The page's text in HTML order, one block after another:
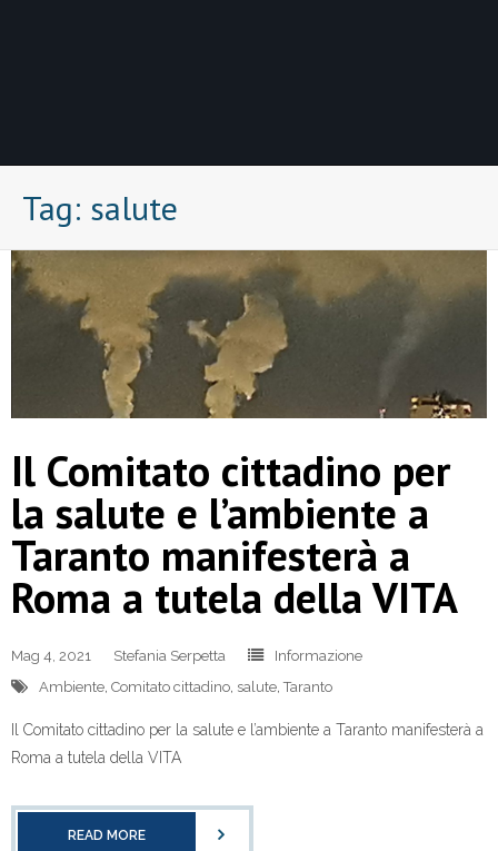
Tag: salute
Il Comitato cittadino per
la salute e l’ambiente a
Taranto manifesterà a
Roma a tutela della VITA
Mag 4, 2021 Stefania Serpetta
Informazione
Ambiente Comitato cittadino salute ,Taranto
Il Comitato cittadino per la salute e l’ambiente a Taranto manifesterà a
Roma a tutela della VITA
READ MORE